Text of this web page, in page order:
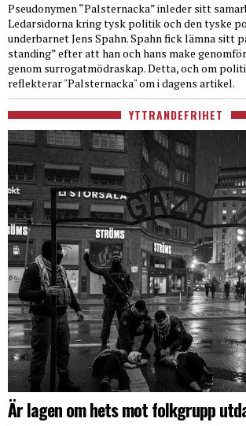
Pseudonymen “Palsternacka” inleder sitt
Ledarsidorna kring tysk politik och den tyske
underbarnet Jens Spahn. Spahn fick lämna sitt
standing” efter att han och hans make
genom surrogatmödraskap. Detta, och om
reflekterar "Palsternacka" om i dagens artikel.
YTTRANDEFRIHET
Är lagen om hets mot folkgrupp